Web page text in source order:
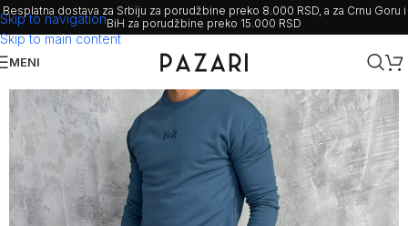
Skip to navigation
Skip to main content
Besplatna dostava za Srbiju za porudžbine preko 8.000 RSD, a za Crnu Goru i
BiH za porudžbine preko 15.000 RSD
MENI